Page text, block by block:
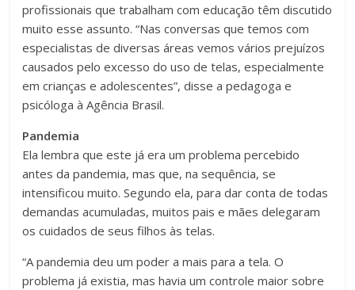
profissionais que trabalham com educação têm discutido
muito esse assunto. “Nas conversas que temos com
especialistas de diversas áreas vemos vários prejuízos
causados pelo excesso do uso de telas, especialmente
em crianças e adolescentes”, disse a pedagoga e
psicóloga à Agência Brasil.
Pandemia
Ela lembra que este já era um problema percebido
antes da pandemia, mas que, na sequência, se
intensificou muito. Segundo ela, para dar conta de todas
demandas acumuladas, muitos pais e mães delegaram
os cuidados de seus filhos às telas.
“A pandemia deu um poder a mais para a tela. O
problema já existia, mas havia um controle maior sobre